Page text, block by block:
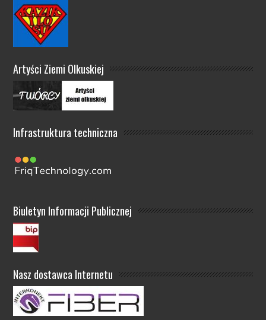
Artyści Ziemi Olkuskiej
Infrastruktura techniczna
Biuletyn Informacji Publicznej
Nasz dostawca Internetu